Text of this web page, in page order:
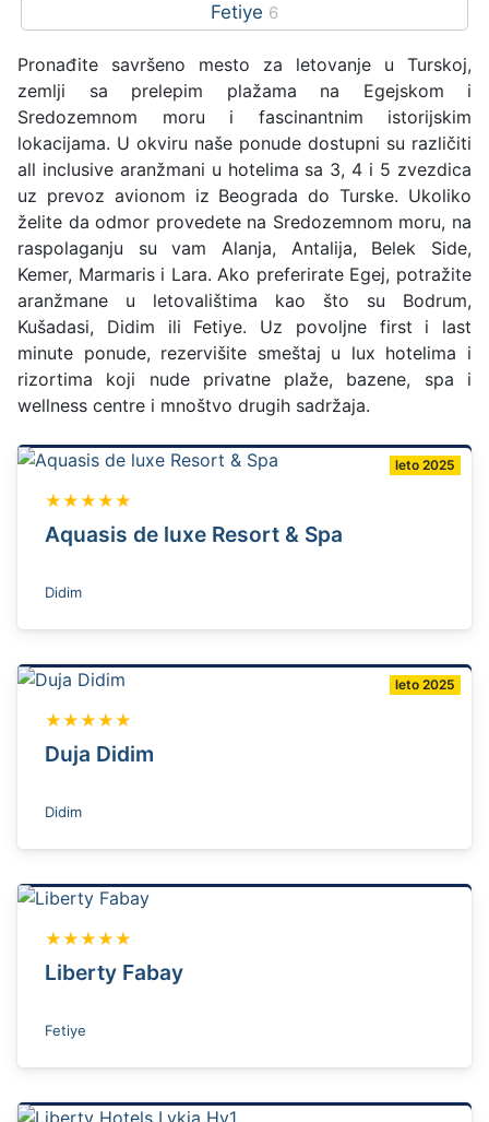
Fetiye6
Pronađite savršeno mesto za letovanje u Turskoj,
zemlji sa prelepim plažama na Egejskom i
Sredozemnom moru i fascinantnim istorijskim
lokacijama. U okviru naše ponude dostupni su različiti
all inclusive aranžmani u hotelima sa 3, 4 i 5 zvezdica
uz prevoz avionom iz Beograda do Turske. Ukoliko
želite da odmor provedete na Sredozemnom moru, na
raspolaganju su vam Alanja, Antalija, Belek Side,
Kemer, Marmaris i Lara. Ako preferirate Egej, potražite
aranžmane u letovalištima kao što su Bodrum,
Kušadasi, Didim ili Fetiye. Uz povoljne first i last
minute ponude, rezervišite smeštaj u lux hotelima i
rizortima koji nude privatne plaže, bazene, spa i
wellness centre i mnoštvo drugih sadržaja.
leto 2025
★★★★★
Aquasis de luxe Resort & Spa
Didim
leto 2025
★★★★★
Duja Didim
Didim
★★★★★
Liberty Fabay
Fetiye